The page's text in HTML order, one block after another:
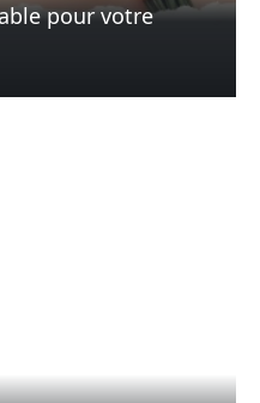
pour votre